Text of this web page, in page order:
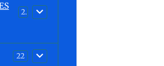
23
22